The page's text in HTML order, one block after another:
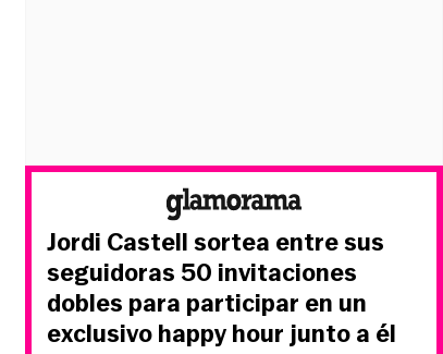
Jordi Castell sortea entre sus
seguidoras 50 invitaciones
dobles para participar en un
exclusivo happy hour junto a él